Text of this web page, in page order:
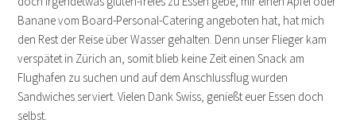
Banane vom Board-Personal-Catering angeboten hat, hat mich
den Rest der Reise über Wasser gehalten. Denn unser Flieger kam
verspätet in Zürich an, somit blieb keine Zeit einen Snack am
Flughafen zu suchen und auf dem Anschlussflug wurden
Sandwiches serviert. Vielen Dank Swiss, genießt euer Essen doch
selbst.